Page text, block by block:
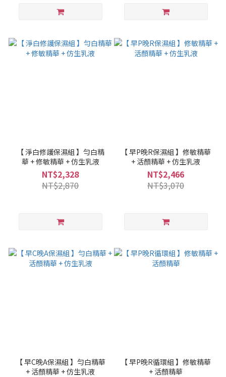
【 淨白修護保濕組 】勻白精
華 + 修敏精華 + 仿生乳液
NT$2,328
NT$2,870
【 早P晚R保濕組 】修敏精華
+ 活顏精華 + 仿生乳液
NT$2,466
NT$3,070
【 早C晚A保濕組 】勻白精華
+ 活顏精華 + 仿生乳液
【 早P晚R循環組 】修敏精華
+ 活顏精華